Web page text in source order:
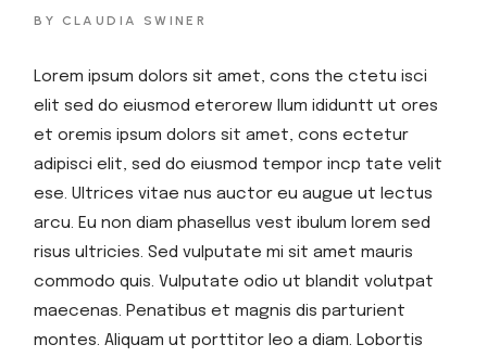
BY CLAUDIA SWINER
Lorem ipsum dolors sit amet, cons the ctetu isci
elit sed do eiusmod eterorew llum ididuntt ut ores
et oremis ipsum dolors sit amet, cons ectetur
adipisci elit, sed do eiusmod tempor incp tate velit
ese. Ultrices vitae nus auctor eu augue ut lectus
arcu. Eu non diam phasellus vest ibulum lorem sed
risus ultricies. Sed vulputate mi sit amet mauris
commodo quis. Vulputate odio ut blandit volutpat
maecenas. Penatibus et magnis dis parturient
montes. Aliquam ut porttitor leo a diam. Lobortis